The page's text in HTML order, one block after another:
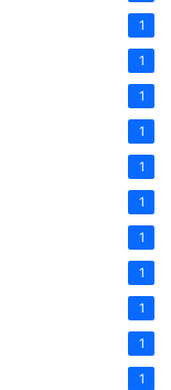
1
1
1
1
1
1
1
1
1
1
1